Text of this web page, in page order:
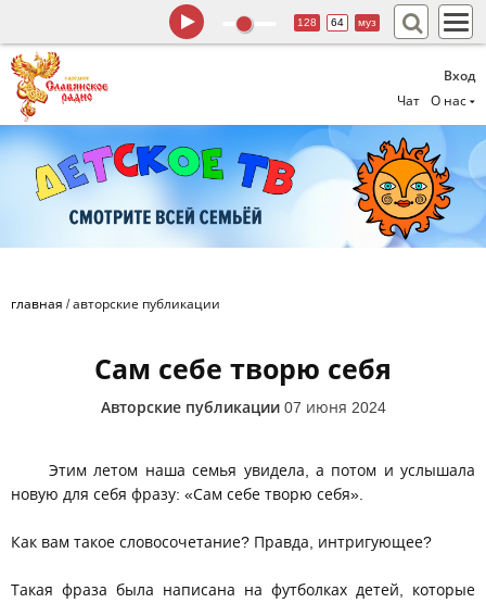
Вход
Чат
О нас
128 64 муз
главная /авторские публикации
Сам себе творю себя
Авторские публикации 07 июня 2024
Этим летом наша семья увидела, а потом и услышала
новую для себя фразу: «Сам себе творю себя».
Как вам такое словосочетание? Правда, интригующее?
Такая фраза была написана на футболках детей, которые